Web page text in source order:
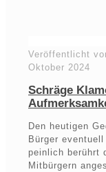
Veröffentlicht
Oktober 2024
Schräge
Den heutigen
Bürger
peinlich berührt
Mitbürgern